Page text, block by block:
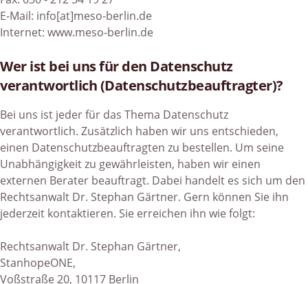
E-Mail: info[at]meso-berlin.de
Internet: www.meso-berlin.de
Wer ist bei uns für den Datenschutz
verantwortlich (Datenschutzbeauftragter)?
Bei uns ist jeder für das Thema Datenschutz
verantwortlich. Zusätzlich haben wir uns entschieden,
einen Datenschutzbeauftragten zu bestellen. Um seine
Unabhängigkeit zu gewährleisten, haben wir einen
externen Berater beauftragt. Dabei handelt es sich um den
Rechtsanwalt Dr. Stephan Gärtner. Gern können Sie ihn
jederzeit kontaktieren. Sie erreichen ihn wie folgt:
Rechtsanwalt Dr. Stephan Gärtner,
StanhopeONE,
Voßstraße 20, 10117 Berlin